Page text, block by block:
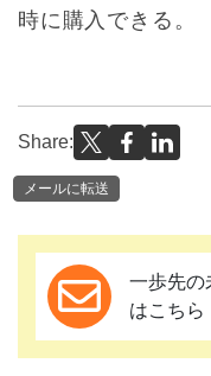
時に購入できる。
Share:
メールに転送
一歩先の
はこちら